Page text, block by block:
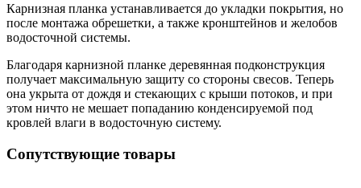
Карнизная планка устанавливается до укладки покрытия, но
после монтажа обрешетки, а также кронштейнов и желобов
водосточной системы.
Благодаря карнизной планке деревянная подконструкция
получает максимальную защиту со стороны свесов. Теперь
она укрыта от дождя и стекающих с крыши потоков, и при
этом ничто не мешает попаданию конденсируемой под
кровлей влаги в водосточную систему.
Сопутствующие товары